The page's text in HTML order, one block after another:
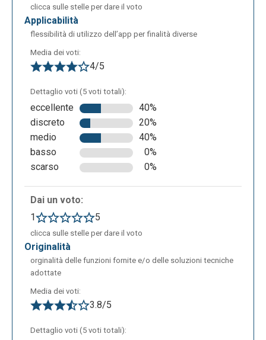
permette all’utente di scegliere se salvare le
risposte ottenute anche su PC, scaricando una
cartella zip contenente un documento Excel.
clicca sulle stelle per dare il voto
applicabilità
flessibilità di utilizzo dell’app per finalità diverse
Media dei voti:
4/5
Dettaglio voti (5 voti totali):
eccellente
40%
discreto
20%
medio
40%
basso
0%
scarso
0%
Dai un voto:
1
5
clicca sulle stelle per dare il voto
originalità
orginalità delle funzioni fornite e/o delle soluzioni tecniche
adottate
Media dei voti:
3.8/5
Dettaglio voti (5 voti totali):